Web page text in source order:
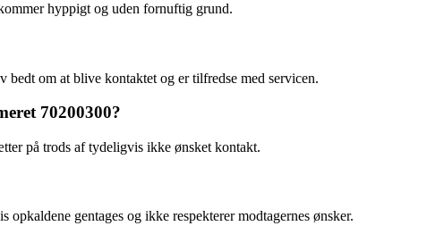
hyppigt og uden fornuftig grund.
bedt om at blive kontaktet og er tilfredse med servicen.
70200300?
på trods af tydeligvis ikke ønsket kontakt.
gentages og ikke respekterer modtagernes ønsker.